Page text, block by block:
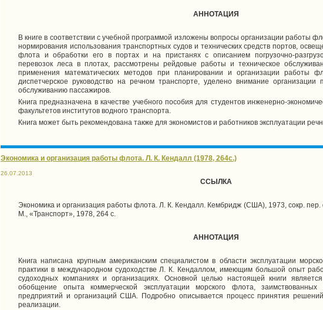
АННОТАЦИЯ
В книге в соответствии с учебной программой изложены вопросы организации работы
нормирования использования транспортных судов и технических средств портов,
флота и обработки его в портах и на пристанях с описанием погрузочно-
перевозок леса в плотах, рассмотрены рейдовые работы и техническое
применения математических методов при планировании и организации работы
диспетчерское руководство на речном транспорте, уделено внимание организации
обслуживанию пассажиров.
Книга предназначена в качестве учебного пособия для студентов инженерно-
факультетов институтов водного транспорта.
Книга может быть рекомендована также для экономистов и работников эксплуатации
Экономика и организация работы флота. Л. К. Кендалл (1978, 264с.)
26.07.2013
ССЫЛКА
Экономика и организация работы флота. Л. К. Кендалл. Кембридж (США), 1973, сокр. пер.
М., «Транспорт», 1978, 264 с.
АННОТАЦИЯ
Книга написана крупным американским специалистом в области эксплуатации
практики в международном судоходстве Л. К. Кендаллом, имеющим большой опыт
судоходных компаниях и организациях. Основной целью настоящей книги
обобщение опыта коммерческой эксплуатации морского флота, заимствованных
предприятий и организаций США. Подробно описывается процесс принятия
реализации.